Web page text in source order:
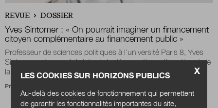
REVUE DOSSIER
Yves Sintomer : « On pourrait imaginer un financement
citoyen complémentaire au financement public »
Professeur de sciences politiques à l’université Paris 8, Yves
Sintomer est un spécialiste de la démocratie participative et de
la démocratie...
Propos recueillis par
X
LES COOKIES SUR HORIZONS PUBLICS
Au-delà des cookies de fonctionnement qui permettent
de garantir les fonctionnalités importantes du site,